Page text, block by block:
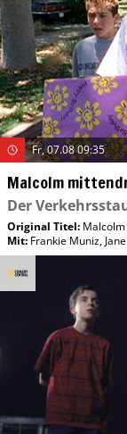
Fr, 07.08 09:35
Malcolm
Der
Original Titel:
Mit: Frankie Muniz,